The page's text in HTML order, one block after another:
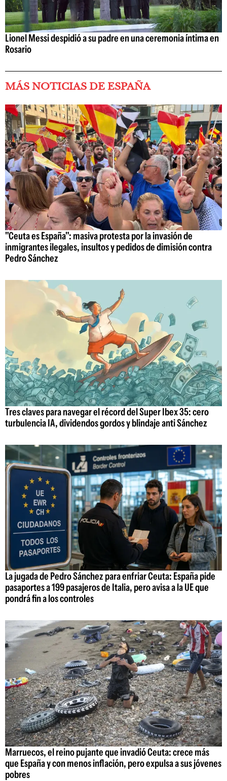
Lionel Messi despidió a su padre en una ceremonia íntima en
Rosario
MÁS NOTICIAS DE ESPAÑA
"Ceuta es España": masiva protesta por la invasión de
inmigrantes ilegales, insultos y pedidos de dimisión contra
Pedro Sánchez
Tres claves para navegar el récord del Super Ibex 35: cero
turbulencia IA, dividendos gordos y blindaje anti Sánchez
La jugada de Pedro Sánchez para enfriar Ceuta: España pide
pasaportes a 199 pasajeros de Italia, pero avisa a la UE que
pondrá fin a los controles
Marruecos, el reino pujante que invadió Ceuta: crece más
que España y con menos inflación, pero expulsa a sus jóvenes
pobres